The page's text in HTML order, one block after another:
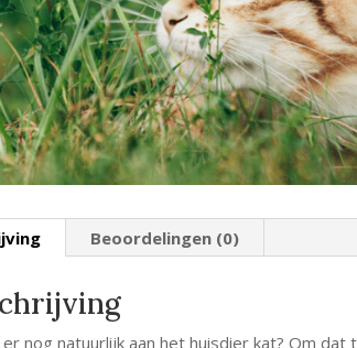
Beoordelingen (0)
nog natuurlijk aan het huisdier kat? Om